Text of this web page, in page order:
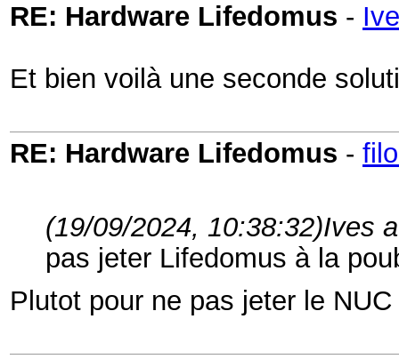
RE: Hardware Lifedomus -
Et bien voilà une seconde
RE: Hardware Lifedomus -
(19/09/2024, 10:38:32)Ives
pas jeter Lifedomus à la
Plutot pour ne pas jeter le